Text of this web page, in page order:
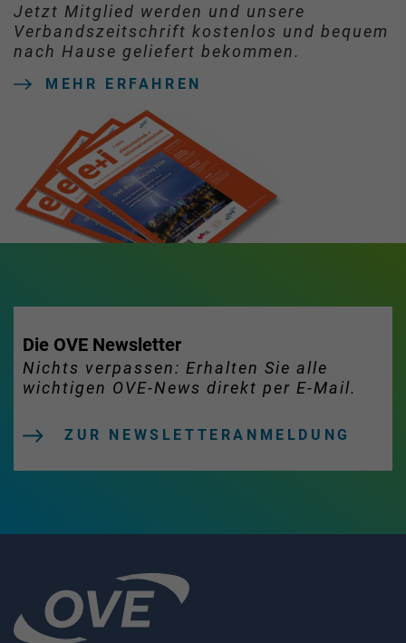
Jetzt Mitglied werden und unsere
Verbandszeitschrift kostenlos und bequem
nach Hause geliefert bekommen.
MEHR ERFAHREN
Die OVE Newsletter
Nichts verpassen: Erhalten Sie alle
wichtigen OVE-News direkt per E-Mail.
ZUR NEWSLETTERANMELDUNG